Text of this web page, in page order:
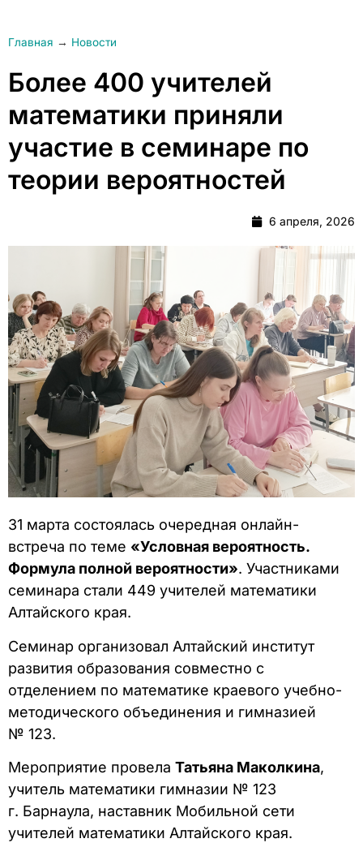
Главная → Новости
Более 400 учителей
математики приняли
участие в семинаре по
теории вероятностей
6 апреля, 2026
31 марта состоялась очередная онлайн-
встреча по теме «Условная вероятность.
Формула полной вероятности». Участниками
семинара стали 449 учителей математики
Алтайского края.
Семинар организовал Алтайский институт
развития образования совместно с
отделением по математике краевого учебно-
методического объединения и гимназией
№ 123.
Мероприятие провела Татьяна Маколкина,
учитель математики гимназии № 123
г. Барнаула, наставник Мобильной сети
учителей математики Алтайского края.